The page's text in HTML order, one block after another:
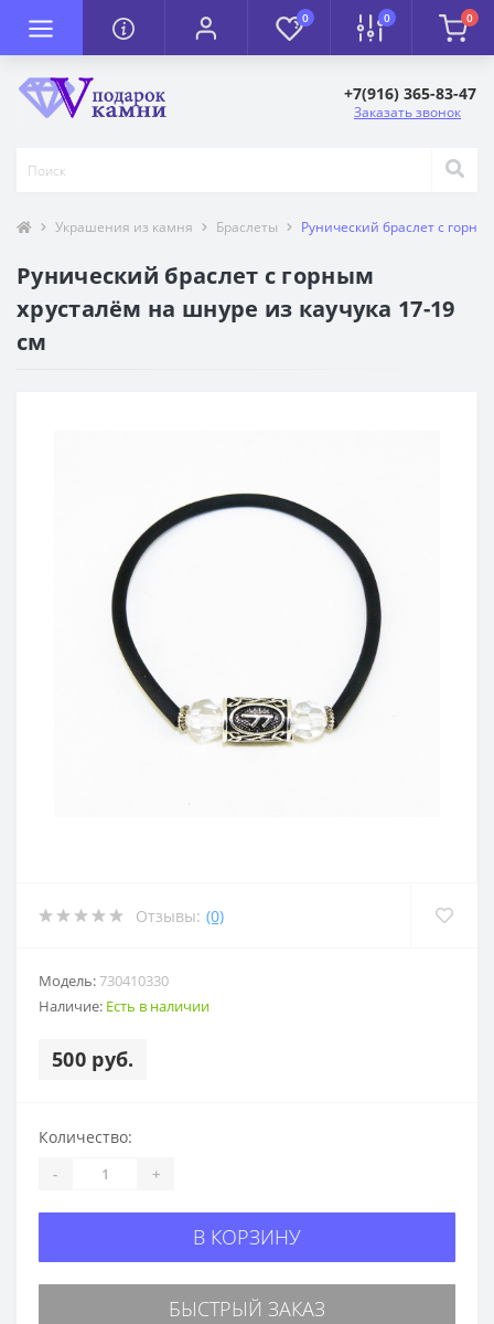
0 0 0
+7(916) 365-83-47
Заказать звонок
Украшения из камня Браслеты Рунический браслет с
Рунический браслет с горным
хрусталём на шнуре из каучука 17-19
см
Отзывы: (0)
Модель:730410330
Наличие: Есть в наличии
500 руб.
Количество:
- +
В КОРЗИНУ
БЫСТРЫЙ ЗАКАЗ